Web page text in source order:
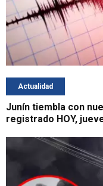
Actualidad
Junín tiembla con
registrado HOY,